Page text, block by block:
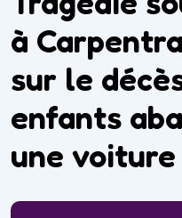
à
sur le
enfants
une voiture